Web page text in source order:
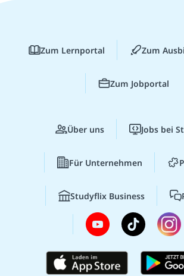
Zum Lernportal Zum
Zum Jobportal
Über uns Jobs bei
Für Unternehmen
Studyflix Business